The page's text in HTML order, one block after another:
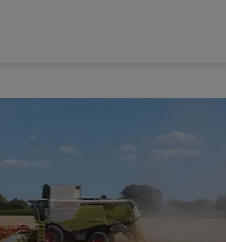
avec un traitement à base
semis, je recourais jusqu’en
le remplacer par Challenge